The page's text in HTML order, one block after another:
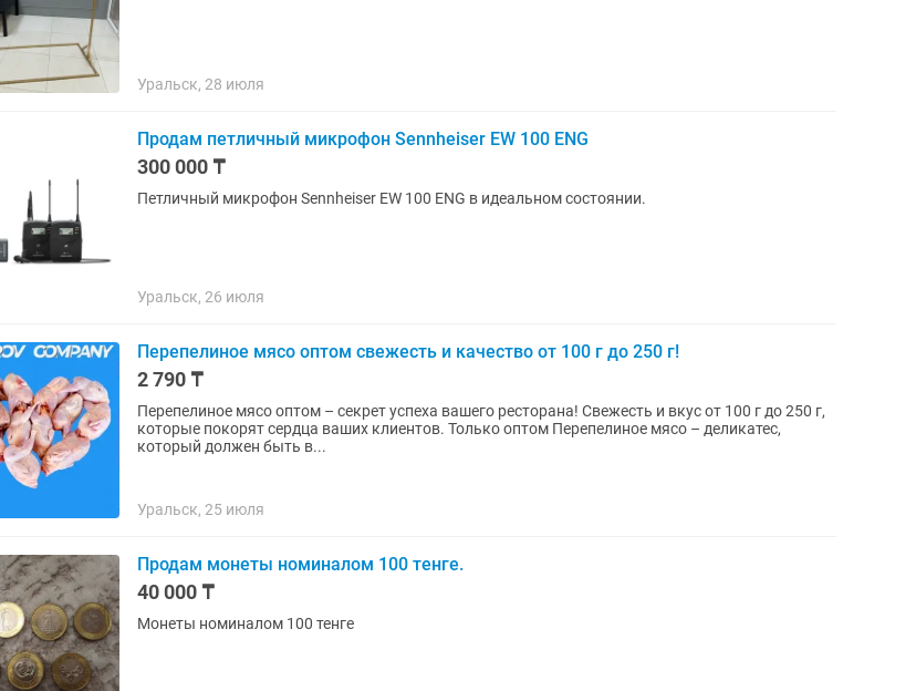
Уральск, 28 июля
Продам петличный микрофон Sennheiser EW 100 ENG
300 000 ₸
Петличный микрофон Sennheiser EW 100 ENG в идеальном состоянии.
Уральск, 26 июля
Перепелиное мясо оптом свежесть и качество от 100 г до 250 г!
2 790 ₸
Перепелиное мясо оптом – секрет успеха вашего ресторана! Свежесть и вкус от 100 г до 250 г,
которые покорят сердца ваших клиентов. Только оптом Перепелиное мясо – деликатес,
который должен быть в...
Уральск, 25 июля
Продам монеты номиналом 100 тенге.
40 000 ₸
Монеты номиналом 100 тенге